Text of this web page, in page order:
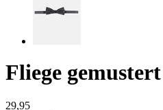
Fliege gemustert
29,95